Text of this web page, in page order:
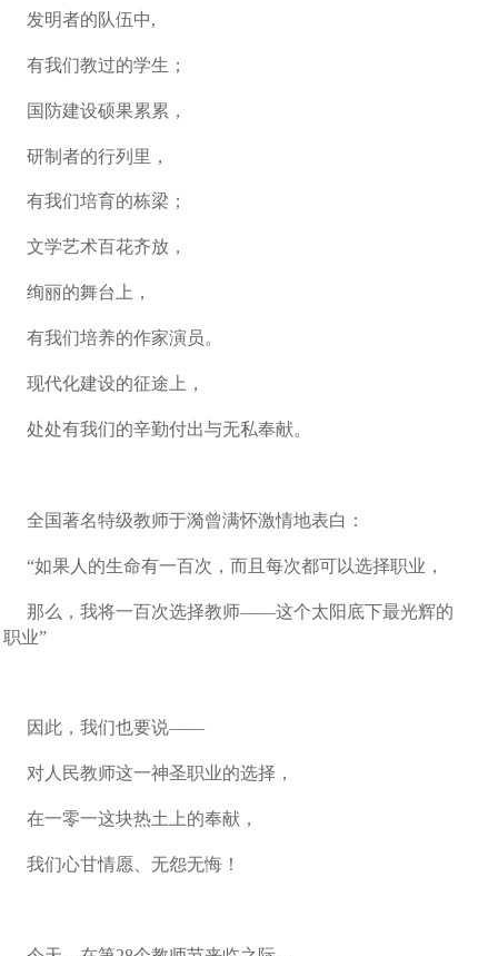
发明者的队伍中,
有我们教过的学生；
国防建设硕果累累，
研制者的行列里，
有我们培育的栋梁；
文学艺术百花齐放，
绚丽的舞台上，
有我们培养的作家演员。
现代化建设的征途上，
处处有我们的辛勤付出与无私奉献。
全国著名特级教师于漪曾满怀激情地表白：
“如果人的生命有一百次，而且每次都可以选择职业，
那么，我将一百次选择教师——这个太阳底下最光辉的
职业”
因此，我们也要说——
对人民教师这一神圣职业的选择，
在一零一这块热土上的奉献，
我们心甘情愿、无怨无悔！